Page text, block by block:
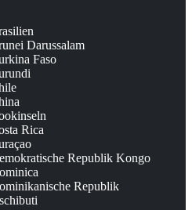
Darussalam
Faso
Rica
Republik Kongo
Republik